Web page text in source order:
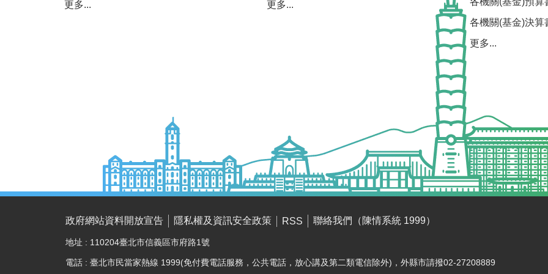
更多... 更多...
各機關(基金)決算
更多...
政府網站資料開放宣告 隱私權及資訊安全政策 RSS 聯絡我們（陳情系統 1999）
地址 : 110204臺北市信義區市府路1號
電話 : 臺北市民當家熱線 1999(免付費電話服務，公共電話，放心講及第二類電信除外)，外縣市請撥02-27208889